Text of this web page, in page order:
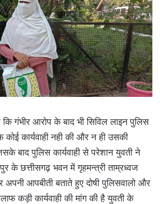
कि गंभीर आरोप के बाद भी सिविल लाइन पुलिस
कार्यवाही नही की और न ही उसकी
बाद पुलिस कार्यवाही से परेशान युवती ने
के छत्तीसगढ़ भवन में गृहमन्त्री ताम्रध्वज
आपबीती बताते हुए दोषी पुलिसवालो और
कड़ी कार्यवाही की मांग की है युवती के